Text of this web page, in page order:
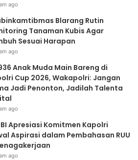
ago
Blarang Rutin
Tanaman Kubis Agar
Sesuai Harapan
ago
Anak Muda Main Bareng di
Cup 2026, Wakapolri: Jangan
Jadi Penonton, Jadilah Talenta
ago
Apresiasi Komitmen Kapolri
Aspirasi dalam Pembahasan RUU
ago